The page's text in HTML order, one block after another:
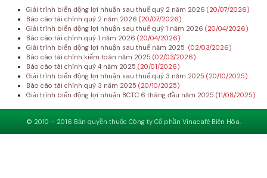
Giải trình biến động lợi nhuận sau thuế quý 2 năm 2026 (20/07/2026)
Báo cáo tài chính quý 2 năm 2026 (20/07/2026)
Giải trình biến động lợi nhuận sau thuế quý 1 năm 2026 (20/04/2026)
Báo cáo tài chính quý 1 năm 2026 (20/04/2026)
Giải trình biến động lợi nhuận sau thuế năm 2025 (02/03/2026)
Báo cáo tài chính kiểm toán năm 2025 (02/03/2026)
Báo cáo tài chính quý 4 năm 2025 (20/01/2026)
Giải trình biến động lợi nhuận sau thuế quý 3 năm 2025 (20/10/2025)
Báo cáo tài chính quý 3 năm 2025 (20/10/2025)
Giải trình biến động lợi nhuận BCTC 6 tháng đầu năm 2025 (11/08/2025)
© 2010 – 2016 Bản quyền thuộc Công ty Cổ phần Vinacafé Biên Hòa.